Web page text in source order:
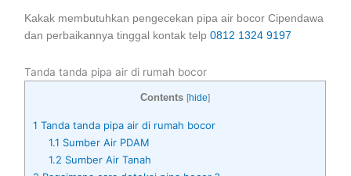
Kakak membutuhkan pengecekan pipa air bocor Cipendawa
dan perbaikannya tinggal kontak telp0812 1324 9197
Tanda tanda pipa air di rumah bocor
Contents [hide]
1 Tanda tanda pipa air di rumah bocor
1.1 Sumber Air PDAM
1.2 Sumber Air Tanah